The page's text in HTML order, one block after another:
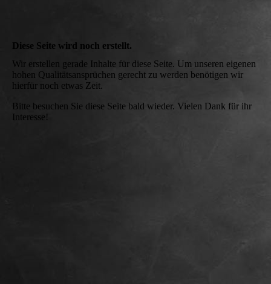
Diese Seite wird noch erstellt.
Wir erstellen gerade Inhalte für diese Seite. Um unseren eigenen
hohen Qualitätsansprüchen gerecht zu werden benötigen wir
hierfür noch etwas Zeit.
Bitte besuchen Sie diese Seite bald wieder. Vielen Dank für ihr
Interesse!